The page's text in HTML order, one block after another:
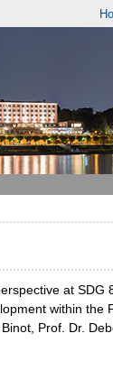
at
within
Prof. Dr.